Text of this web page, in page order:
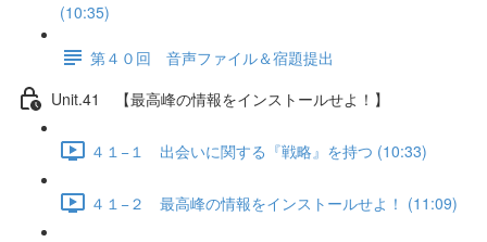
(10:35)
第４０回 音声ファイル＆宿題提出
Unit.41 【最高峰の情報をインストールせよ！】
４１−１ 出会いに関する『戦略』を持つ (10:33)
４１−２ 最高峰の情報をインストールせよ！ (11:09)